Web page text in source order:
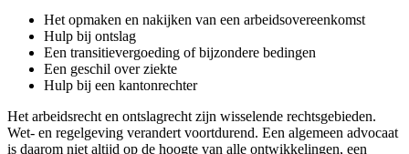
Het opmaken en nakijken van een arbeidsovereenkomst
Hulp bij ontslag
Een transitievergoeding of bijzondere bedingen
Een geschil over ziekte
Hulp bij een kantonrechter
Het arbeidsrecht en ontslagrecht zijn wisselende rechtsgebieden.
Wet- en regelgeving verandert voortdurend. Een algemeen advocaat
is daarom niet altijd op de hoogte van alle ontwikkelingen, een